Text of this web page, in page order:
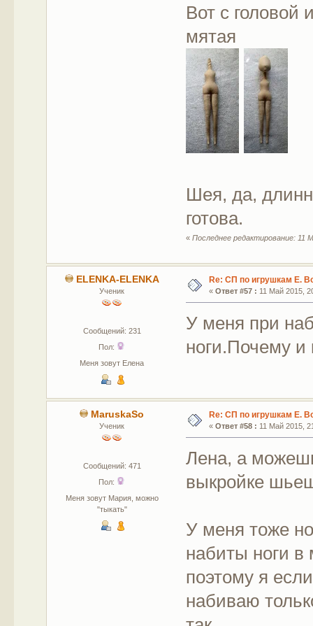
Вот с
мятая
Шея, да,
готова.
«Последнее редактирование: 11
ELENKA-ELENKA
Ученик
Сообщений: 231
Пол:
Меня зовут Елена
Re: СП по игрушкам Е.
« Ответ #57 : 11 Май 2015,
У меня при
ноги.Почему и
MaruskaSo
Ученик
Сообщений: 471
Пол:
Меня зовут Мария, можно
"тыкать"
Re: СП по игрушкам Е.
« Ответ #58 : 11 Май 2015,
Лена, а
выкройке
У меня тоже
набиты ноги в
поэтому я
набиваю